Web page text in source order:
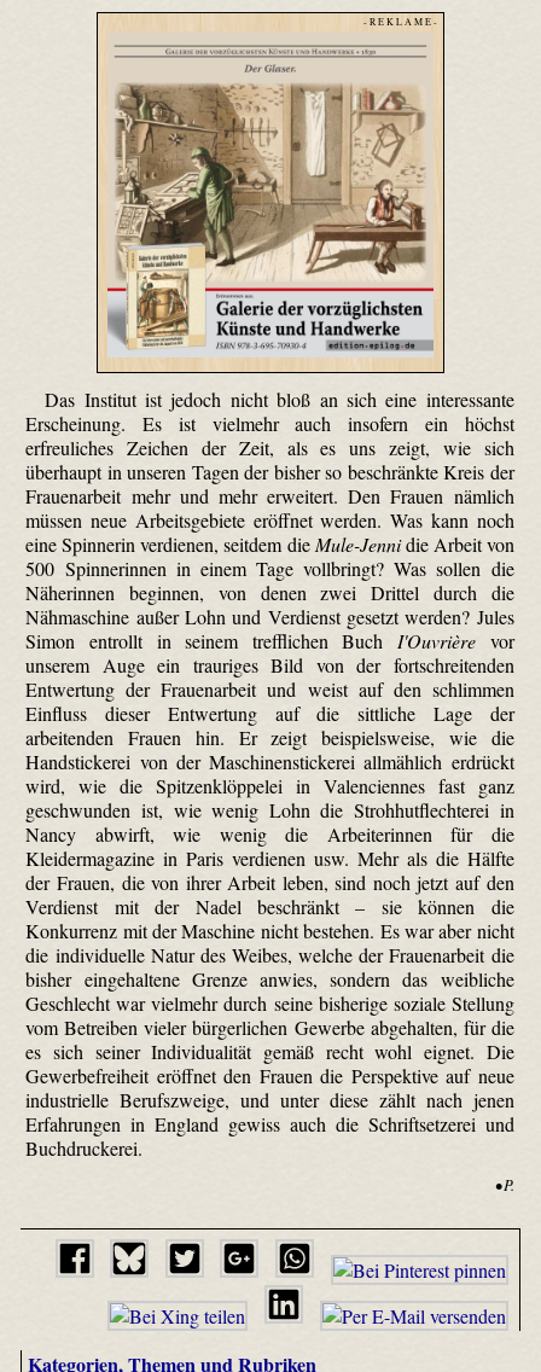
- R E K L A M E -
Das Institut ist jedoch nicht bloß an sich eine interessante
Erscheinung. Es ist vielmehr auch insofern ein höchst
erfreuliches Zeichen der Zeit, als es uns zeigt, wie sich
überhaupt in unseren Tagen der bisher so beschränkte Kreis der
Frauenarbeit mehr und mehr erweitert. Den Frauen nämlich
müssen neue Arbeitsgebiete eröffnet werden. Was kann noch
eine Spinnerin verdienen, seitdem die Mule-Jennidie Arbeit von
500 Spinnerinnen in einem Tage vollbringt? Was sollen die
Näherinnen beginnen, von denen zwei Drittel durch die
Nähmaschine außer Lohn und Verdienst gesetzt werden? Jules
Simon entrollt in seinem trefflichen Buch I'Ouvrièrevor
unserem Auge ein trauriges Bild von der fortschreitenden
Entwertung der Frauenarbeit und weist auf den schlimmen
Einfluss dieser Entwertung auf die sittliche Lage der
arbeitenden Frauen hin. Er zeigt beispielsweise, wie die
Handstickerei von der Maschinenstickerei allmählich erdrückt
wird, wie die Spitzenklöppelei in Valenciennes fast ganz
geschwunden ist, wie wenig Lohn die Stroh­hutflech­terei in
Nancy abwirft, wie wenig die Arbeiterinnen für die
Kleidermagazine in Paris verdienen usw. Mehr als die Hälfte
der Frauen, die von ihrer Arbeit leben, sind noch jetzt auf den
Verdienst mit der Nadel beschränkt – sie können die
Konkurrenz mit der Maschine nicht bestehen. Es war aber nicht
die individuelle Natur des Weibes, welche der Frauenarbeit die
bisher eingehaltene Grenze anwies, sondern das weibliche
Geschlecht war vielmehr durch seine bisherige soziale Stellung
vom Betreiben vieler bürgerlichen Gewerbe abgehalten, für die
es sich seiner Individualität gemäß recht wohl eignet. Die
Gewerbefreiheit eröffnet den Frauen die Perspektive auf neue
industrielle Berufszweige, und unter diese zählt nach jenen
Erfahrungen in England gewiss auch die Schriftsetzerei und
Buchdruckerei.
• P.
Kategorien, Themen und Rubriken